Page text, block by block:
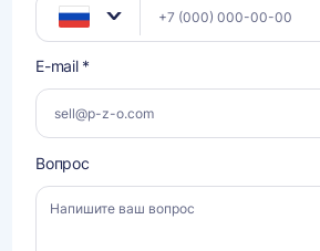
E-mail *
Вопрос